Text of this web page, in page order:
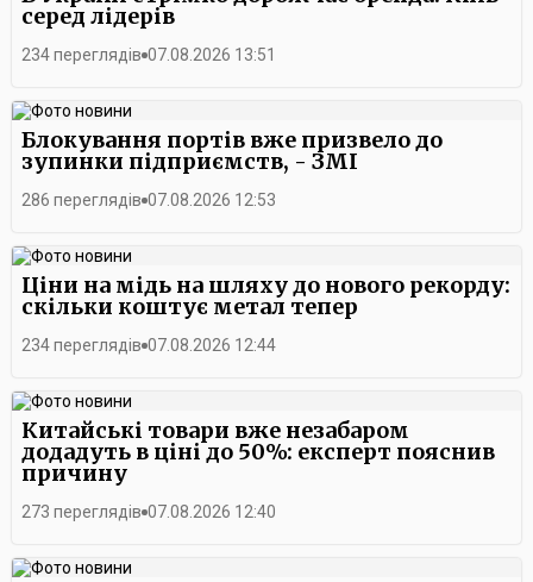
серед лідерів
234 переглядів 07.08.2026 13:51
Блокування портів вже призвело до
зупинки підприємств, - ЗМІ
286 переглядів 07.08.2026 12:53
Ціни на мідь на шляху до нового рекорду:
скільки коштує метал тепер
234 переглядів 07.08.2026 12:44
Китайські товари вже незабаром
додадуть в ціні до 50%: експерт пояснив
причину
273 переглядів 07.08.2026 12:40